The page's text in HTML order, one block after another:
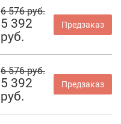
6 576 руб.
5 392
руб.
Предзаказ
6 576 руб.
5 392
руб.
Предзаказ